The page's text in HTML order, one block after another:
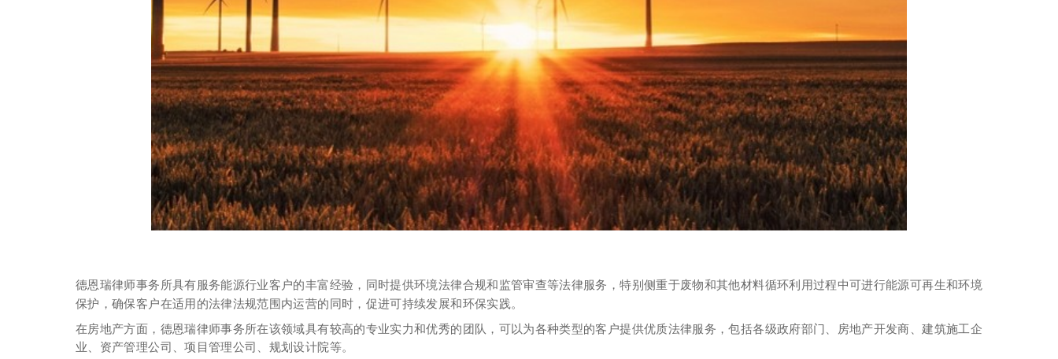
德恩瑞律师事务所具有服务能源行业客户的丰富经验，同时提供环境法律合规和监管审查等法律服务，特别侧重于废物和其他材料循环利用过程中可进行能源可再生和环境
保护，确保客户在适用的法律法规范围内运营的同时，促进可持续发展和环保实践。
在房地产方面，德恩瑞律师事务所在该领域具有较高的专业实力和优秀的团队，可以为各种类型的客户提供优质法律服务，包括各级政府部门、房地产开发商、建筑施工企
业、资产管理公司、项目管理公司、规划设计院等。